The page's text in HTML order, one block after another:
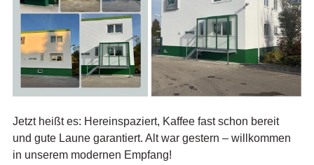
Jetzt heißt es: Hereinspaziert, Kaffee fast schon bereit
und gute Laune garantiert. Alt war gestern – willkommen
in unserem modernen Empfang!